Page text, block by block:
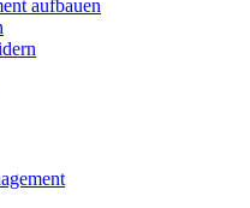
aufbauen